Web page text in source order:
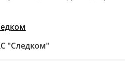
"Следком"